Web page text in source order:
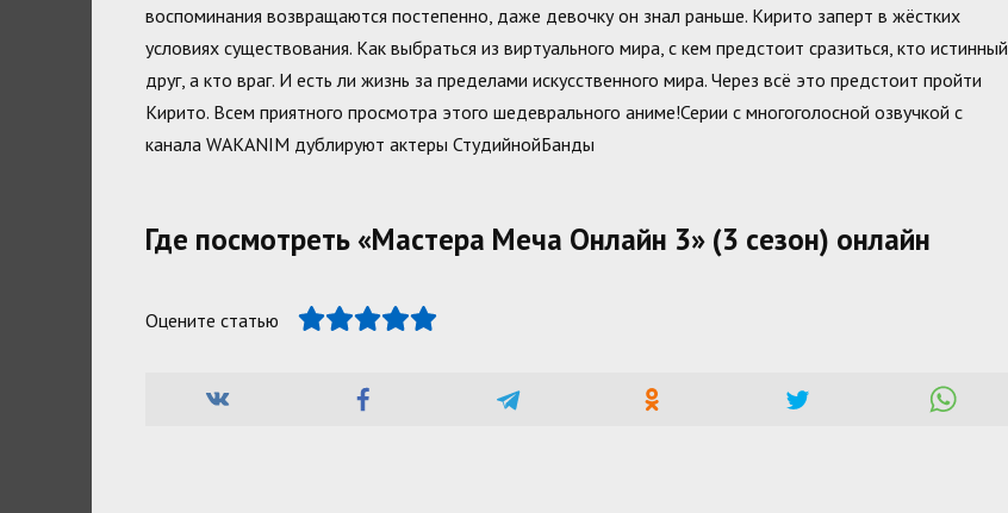
воспоминания возвращаются постепенно, даже девочку он знал раньше. Кирито заперт в жёстких
условиях существования. Как выбраться из виртуального мира, с кем предстоит сразиться, кто истинный
друг, а кто враг. И есть ли жизнь за пределами искусственного мира. Через всё это предстоит пройти
Кирито. Всем приятного просмотра этого шедеврального аниме!Серии с многоголосной озвучкой с
канала WAKANIM дублируют актеры СтудийнойБанды
Где посмотреть «Мастера Меча Онлайн 3» (3 сезон) онлайн
Оцените статью